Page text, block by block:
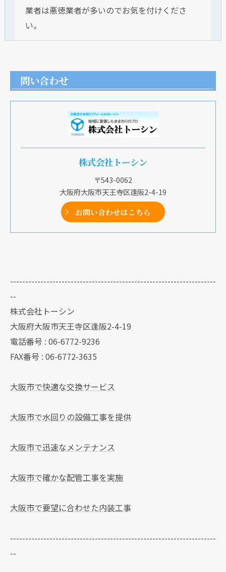
業者は悪徳業者が多いのでお気を付けくださ
い。
問い合わせ
株式会社トーシン
〒543-0062
大阪府大阪市天王寺区逢阪2-4-19
お問い合わせはこちら
--------------------------------------------------------------------
--
株式会社トーシン
大阪府大阪市天王寺区逢阪2-4-19
電話番号 : 06-6772-9236
FAX番号 : 06-6772-3635
大阪市で快適な交換サービス
大阪市で水回りの設備工事を提供
大阪市で迅速なメンテナンス
大阪市で確かな配管工事を実施
大阪市で要望に合わせた内装工事
--------------------------------------------------------------------
--